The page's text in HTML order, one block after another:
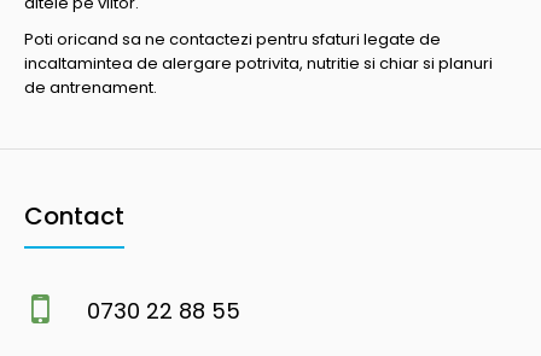
Poti oricand sa ne contactezi pentru sfaturi legate de
incaltamintea de alergare potrivita, nutritie si chiar si planuri
de antrenament.
Contact
0730 22 88 55